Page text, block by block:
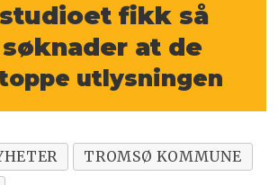
fikk så
at de
utlysningen
TROMSØ KOMMUNE